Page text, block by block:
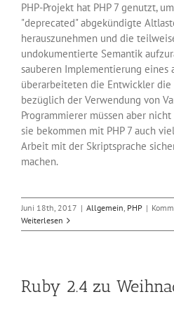
PHP-Projekt hat PHP 7 genutzt,
"deprecated" abgekündigte
herauszunehmen und die
undokumentierte Semantik
sauberen Implementierung eines
überarbeiteten die Entwickler die
bezüglich der Verwendung von
Programmierer müssen aber
sie bekommen mit PHP 7 auch
Arbeit mit der Skriptsprache
machen.
Juni 18th, 2017 | Allgemein, PHP |
Weiterlesen
Ruby 2.4 zu